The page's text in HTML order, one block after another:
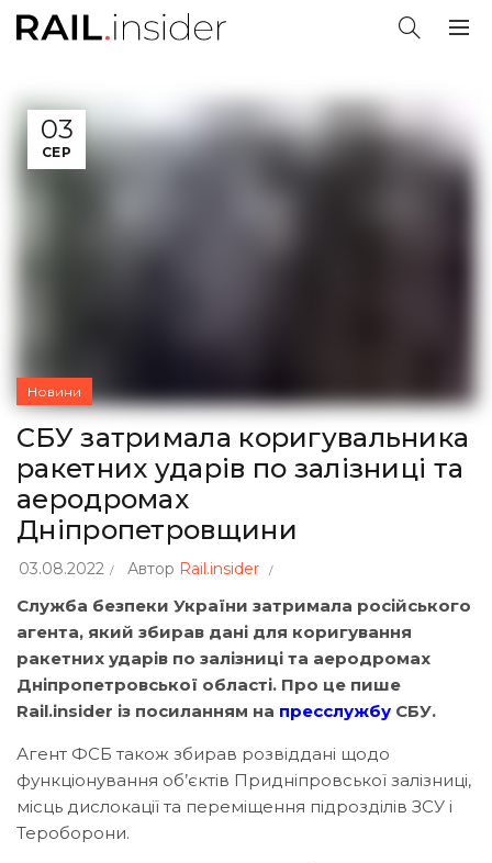
03
СЕР
Новини
СБУ затримала коригувальника
ракетних ударів по залізниці та
аеродромах
Дніпропетровщини
03.08.2022 Автор Rail.insider
Служба безпеки України затримала російського
агента, який збирав дані для коригування
ракетних ударів по залізниці та аеродромах
Дніпропетровської області. Про це пише
Rail.insider із посиланням на пресслужбу СБУ.
Агент ФСБ також збирав розвіддані щодо
функціонування об’єктів Придніпровської залізниці,
місць дислокації та переміщення підрозділів ЗСУ і
Тероборони.